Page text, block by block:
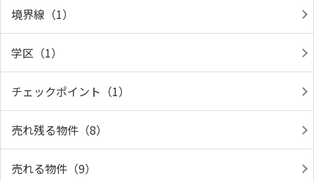
境界線（1）
学区（1）
チェックポイント（1）
売れ残る物件（8）
売れる物件（9）